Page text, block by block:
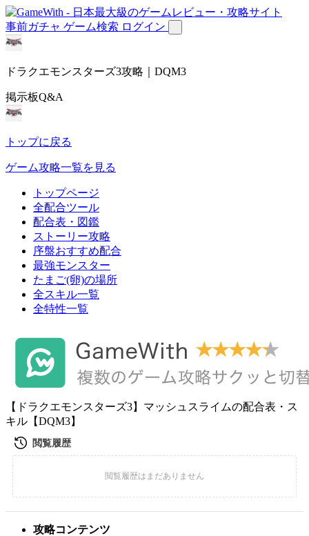
事前ガチャ ゲーム検索 ログイン
ドラクエモンスターズ3攻略｜DQM3
掲示板Q&A
トップに戻る
ゲーム攻略一覧を見る
トップページ
全配合ツール
配合表・図鑑
ストーリー攻略
序盤おすすめ配合
最強モンスター
たまご(卵)の場所
全スキル一覧
全特性一覧
【ドラクエモンスターズ3】マッシュスライムの配合表・ス
キル【DQM3】
攻略コンテンツ